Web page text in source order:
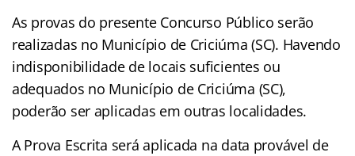
As provas do presente Concurso Público serão
realizadas no Município de Criciúma (SC). Havendo
indisponibilidade de locais suficientes ou
adequados no Município de Criciúma (SC),
poderão ser aplicadas em outras localidades.
A Prova Escrita será aplicada na data provável de